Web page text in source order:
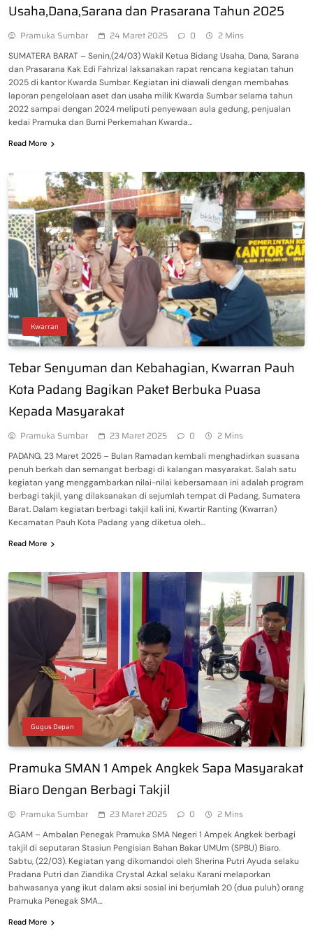
Usaha,Dana,Sarana dan Prasarana Tahun 2025
Pramuka Sumbar 24 Maret 2025 0 2 Mins
SUMATERA BARAT – Senin,(24/03) Wakil Ketua Bidang Usaha, Dana, Sarana
dan Prasarana Kak Edi Fahrizal laksanakan rapat rencana kegiatan tahun
2025 di kantor Kwarda Sumbar. Kegiatan ini diawali dengan membahas
laporan pengelolaan aset dan usaha milik Kwarda Sumbar selama tahun
2022 sampai dengan 2024 meliputi penyewaan aula gedung, penjualan
kedai Pramuka dan Bumi Perkemahan Kwarda…
Read More
Kwarran
Tebar Senyuman dan Kebahagian, Kwarran Pauh
Kota Padang Bagikan Paket Berbuka Puasa
Kepada Masyarakat
Pramuka Sumbar 23 Maret 2025 0 2 Mins
PADANG, 23 Maret 2025 – Bulan Ramadan kembali menghadirkan suasana
penuh berkah dan semangat berbagi di kalangan masyarakat. Salah satu
kegiatan yang menggambarkan nilai-nilai kebersamaan ini adalah program
berbagi takjil, yang dilaksanakan di sejumlah tempat di Padang, Sumatera
Barat. Dalam kegiatan berbagi takjil kali ini, Kwartir Ranting (Kwarran)
Kecamatan Pauh Kota Padang yang diketua oleh…
Read More
Gugus Depan
Pramuka SMAN 1 Ampek Angkek Sapa Masyarakat
Biaro Dengan Berbagi Takjil
Pramuka Sumbar 23 Maret 2025 0 2 Mins
AGAM – Ambalan Penegak Pramuka SMA Negeri 1 Ampek Angkek berbagi
takjil di seputaran Stasiun Pengisian Bahan Bakar UMUm (SPBU) Biaro.
Sabtu, (22/03). Kegiatan yang dikomandoi oleh Sherina Putri Ayuda selaku
Pradana Putri dan Ziandika Crystal Azkal selaku Karani melaporkan
bahwasanya yang ikut dalam aksi sosial ini berjumlah 20 (dua puluh) orang
Pramuka Penegak SMA…
Read More